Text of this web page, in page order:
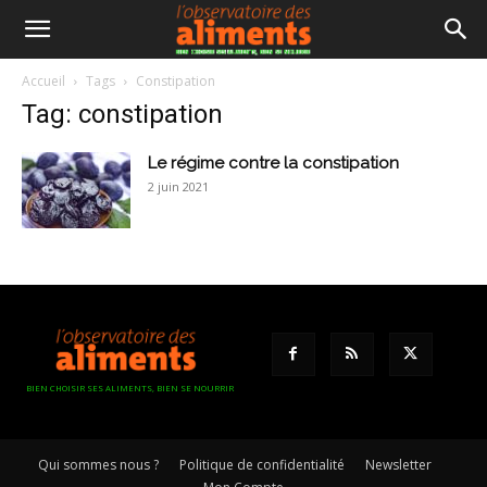
Accueil Tags Constipation
Tag: constipation
Le régime contre la constipation
2 juin 2021
BIEN CHOISIR SES ALIMENTS, BIEN SE NOURRIR
Qui sommes nous ? Politique de confidentialité
Newsletter